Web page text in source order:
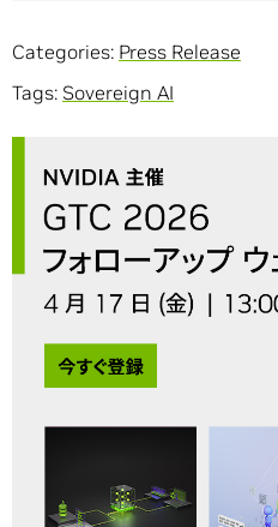
Categories: Press Release
Tags: Sovereign AI